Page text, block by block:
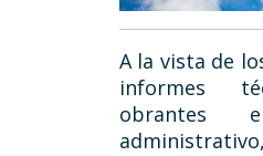
A la vista de
informes
obrantes